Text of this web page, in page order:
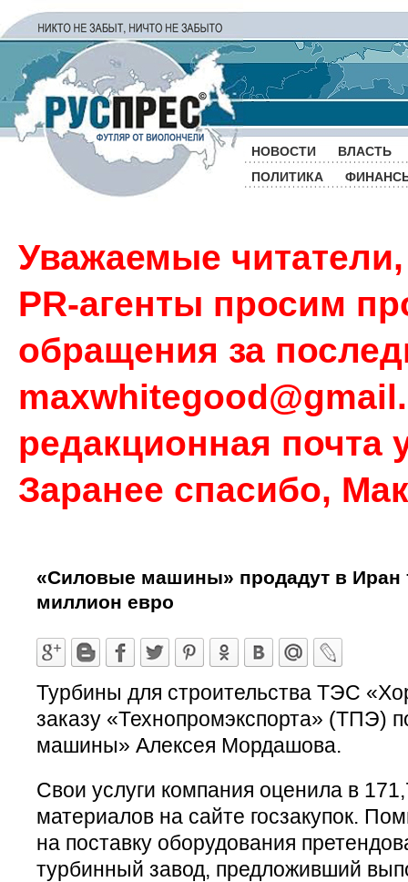
НОВОСТИ
ВЛАСТЬ
ПОЛИТИКА
Уважаемые
PR-агенты просим
обращения за
редакционная почта
Заранее спасибо,
«Силовые машины» продадут в Иран
миллион евро
Турбины для строительства ТЭС
заказу «Технопромэкспорта» (ТПЭ)
машины» Алексея Мордашова.
Свои услуги компания оценила в
материалов на сайте госзакупок.
на поставку оборудования
турбинный завод, предложивший